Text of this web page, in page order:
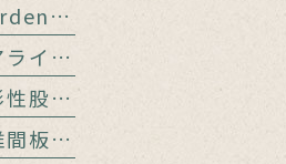
院内勉強会「Heberden結節の治療」
院内勉強会「全身アライメントの計測」
院内勉強会 「変形性股関節症と腰痛」
院内勉強会「腰椎椎間板障害と腰痛」